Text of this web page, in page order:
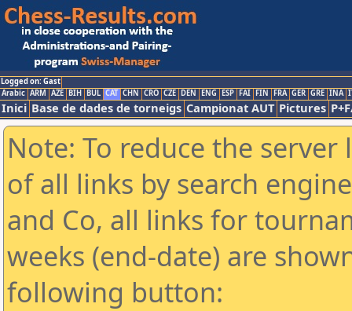
Logged on: Gast
Arabic ARM AZE BIH BUL CAT CHN CRO CZE DEN ENG ESP FAI FIN FRA GER GRE INA
Inici Base de dades de torneigs Campionat AUT Pictures
Note: To reduce the
of all links by search
and Co, all links for
weeks (end-date) are
following button: